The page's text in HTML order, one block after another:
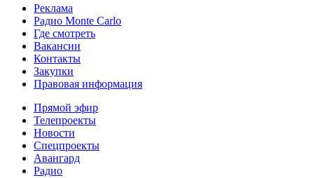
Реклама
Радио Monte Carlo
Где смотреть
Вакансии
Контакты
Закупки
Правовая информация
Прямой эфир
Телепроекты
Новости
Спецпроекты
Авангард
Радио